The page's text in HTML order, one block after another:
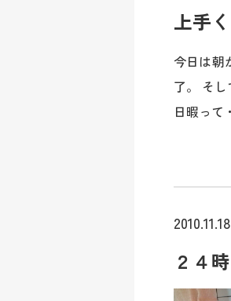
上手
今日は朝
了。 そ
日暇って
2010.11.18
２４